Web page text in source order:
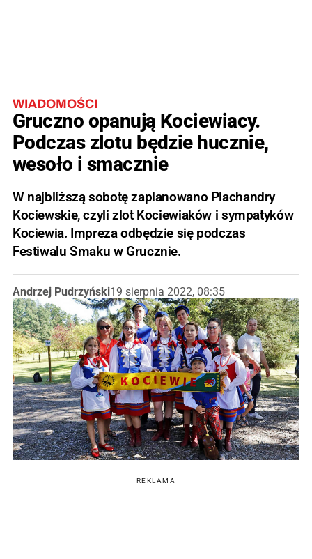
WIADOMOŚCI
Gruczno opanują Kociewiacy.
Podczas zlotu będzie hucznie,
wesoło i smacznie
W najbliższą sobotę zaplanowano Plachandry
Kociewskie, czyli zlot Kociewiaków i sympatyków
Kociewia. Impreza odbędzie się podczas
Festiwalu Smaku w Grucznie.
Andrzej Pudrzyński19 sierpnia 2022, 08:35
REKLAMA